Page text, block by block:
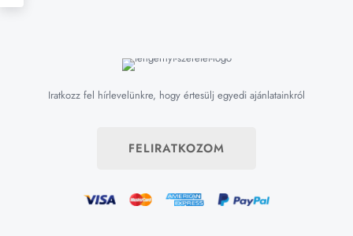
Iratkozz fel hírlevelünkre, hogy értesülj egyedi ajánlatainkról
FELIRATKOZOM